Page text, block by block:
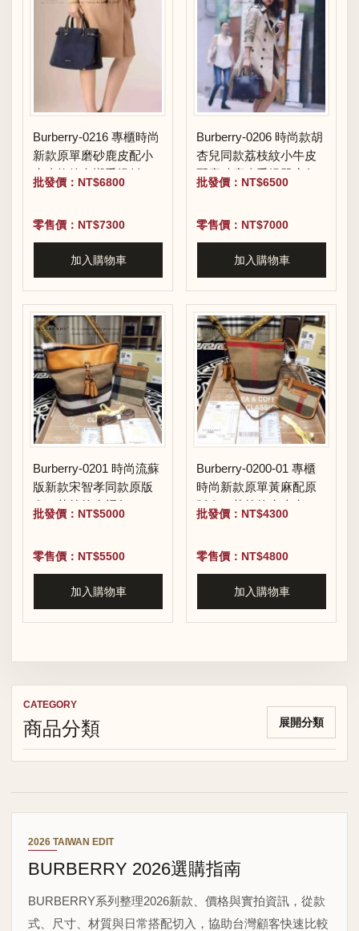
CATEGORY
商品分類 展開分類
Burberry-0216 專櫃時尚
新款原單磨砂鹿皮配小
牛皮格紋內襯手提斜背
包
批發價：NT$6800
零售價：NT$7300
加入購物車
Burberry-0206 時尚款胡
杏兒同款荔枝紋小牛皮
配磨砂鹿皮手提單肩包
批發價：NT$6500
零售價：NT$7000
加入購物車
Burberry-0201 時尚流蘇
版新款宋智孝同款原版
進口荔枝紋水桶包
批發價：NT$5000
零售價：NT$5500
加入購物車
Burberry-0200-01 專櫃
時尚新款原單黃麻配原
版進口荔枝紋牛皮水桶
包
批發價：NT$4300
零售價：NT$4800
加入購物車
2026 TAIWAN EDIT
BURBERRY 2026選購指南
BURBERRY系列整理2026新款、價格與實拍資訊，從款
式、尺寸、材質與日常搭配切入，協助台灣顧客快速比較